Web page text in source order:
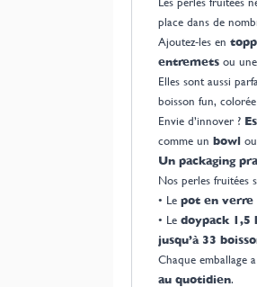
place dans de
Ajoutez-les en
entremetsou une
Elles sont aussi
boisson fun,
Envie d’innover ?
comme un bowlou
Un packaging
Nos perles fruitées
• Le pot en verre
• Le doypack 1,5
jusqu’à 33
Chaque emballage
au quotidien.